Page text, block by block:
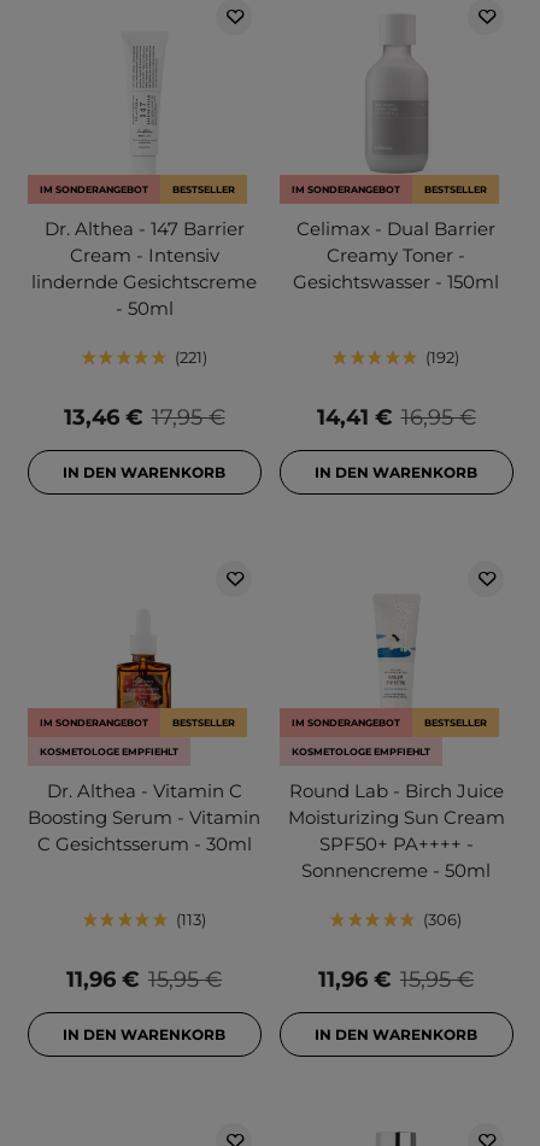
IM SONDERANGEBOT BESTSELLER
Dr. Althea - 147 Barrier
Cream - Intensiv
lindernde Gesichtscreme
- 50ml
221
17,95 €
13,46 €
IN DEN WARENKORB
IM SONDERANGEBOT BESTSELLER
Celimax - Dual Barrier
Creamy Toner -
Gesichtswasser - 150ml
192
16,95 €
14,41 €
IN DEN WARENKORB
IM SONDERANGEBOT BESTSELLER
KOSMETOLOGE EMPFIEHLT
Dr. Althea - Vitamin C
Boosting Serum - Vitamin
C Gesichtsserum - 30ml
113
15,95 €
11,96 €
IN DEN WARENKORB
IM SONDERANGEBOT BESTSELLER
KOSMETOLOGE EMPFIEHLT
Round Lab - Birch Juice
Moisturizing Sun Cream
SPF50+ PA++++ -
Sonnencreme - 50ml
306
15,95 €
11,96 €
IN DEN WARENKORB